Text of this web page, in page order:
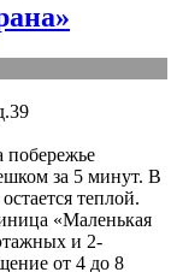
побережье
за 5 минут. В
теплой.
«Маленькая
и 2-
от 4 до 8